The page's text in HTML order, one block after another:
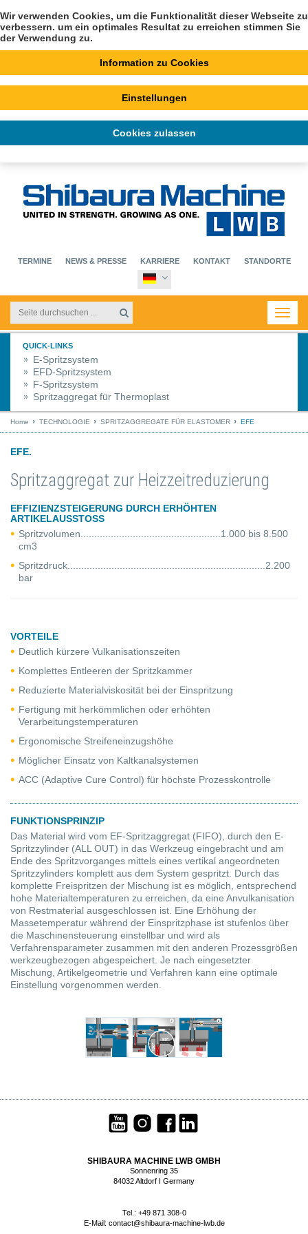
Wir verwenden Cookies, um die Funktionalität dieser Webseite zu
verbessern. um ein optimales Resultat zu erreichen stimmen Sie
der Verwendung zu.
Information zu Cookies
Einstellungen
Cookies zulassen
TERMINE NEWS & PRESSE KARRIERE KONTAKT STANDORTE
QUICK-LINKS
E-Spritzsystem
EFD-Spritzsystem
F-Spritzsystem
Spritzaggregat für Thermoplast
Home TECHNOLOGIE SPRITZAGGREGATE FÜR ELASTOMER EFE
EFE.
Spritzaggregat zur Heizzeitreduzierung
EFFIZIENZSTEIGERUNG DURCH ERHÖHTEN
ARTIKELAUSSTOSS
Spritzvolumen...................................................1.000 bis 8.500
cm3
Spritzdruck........................................................................2.200
bar
VORTEILE
Deutlich kürzere Vulkanisationszeiten
Komplettes Entleeren der Spritzkammer
Reduzierte Materialviskosität bei der Einspritzung
Fertigung mit herkömmlichen oder erhöhten
Verarbeitungstemperaturen
Ergonomische Streifeneinzugshöhe
Möglicher Einsatz von Kaltkanalsystemen
ACC (Adaptive Cure Control) für höchste Prozesskontrolle
FUNKTIONSPRINZIP
Das Material wird vom EF-Spritzaggregat (FIFO), durch den E-
Spritzzylinder (ALL OUT) in das Werkzeug eingebracht und am
Ende des Spritzvorganges mittels eines vertikal angeordneten
Spritzzylinders komplett aus dem System gespritzt. Durch das
komplette Freispritzen der Mischung ist es möglich, entsprechend
hohe Materialtemperaturen zu erreichen, da eine Anvulkanisation
von Restmaterial ausgeschlossen ist. Eine Erhöhung der
Massetemperatur während der Einspritzphase ist stufenlos über
die Maschinensteuerung einstellbar und wird als
Verfahrensparameter zusammen mit den anderen Prozessgrößen
werkzeugbezogen abgespeichert. Je nach eingesetzter
Mischung, Artikelgeometrie und Verfahren kann eine optimale
Einstellung vorgenommen werden.
SHIBAURA MACHINE LWB GMBH
Sonnenring 35
84032 Altdorf I Germany
Tel.: +49 871 308-0
E-Mail: contact@shibaura-machine-lwb.de